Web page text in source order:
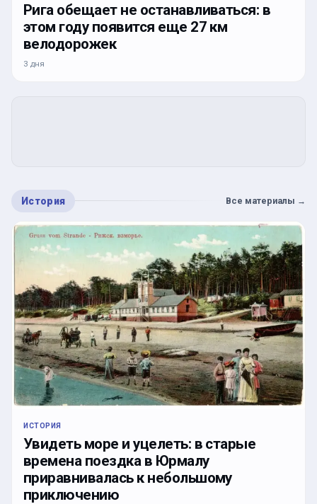
Рига обещает не останавливаться: в
этом году появится еще 27 км
велодорожек
3 дня
История Все материалы →
ИСТОРИЯ
Увидеть море и уцелеть: в старые
времена поездка в Юрмалу
приравнивалась к небольшому
приключению